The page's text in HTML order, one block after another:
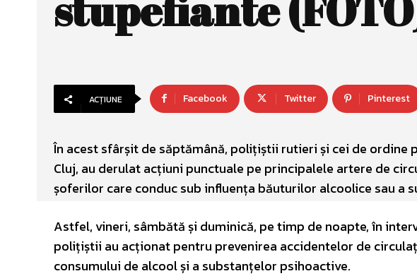
ACȚIUNE Facebook Twitter Pinterest
În acest sfârșit de săptămână, polițiștii rutieri și cei de ordine
Cluj, au derulat acțiuni punctuale pe principalele artere de
șoferilor care conduc sub influența băuturilor alcoolice sau a
Astfel, vineri, sâmbătă și duminică, pe timp de noapte, în
polițiștii au acționat pentru prevenirea accidentelor de
consumului de alcool și a substanțelor psihoactive.